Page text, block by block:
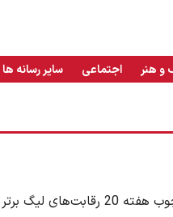
و هنر اجتماعی سایر رسانه ها
1403/04